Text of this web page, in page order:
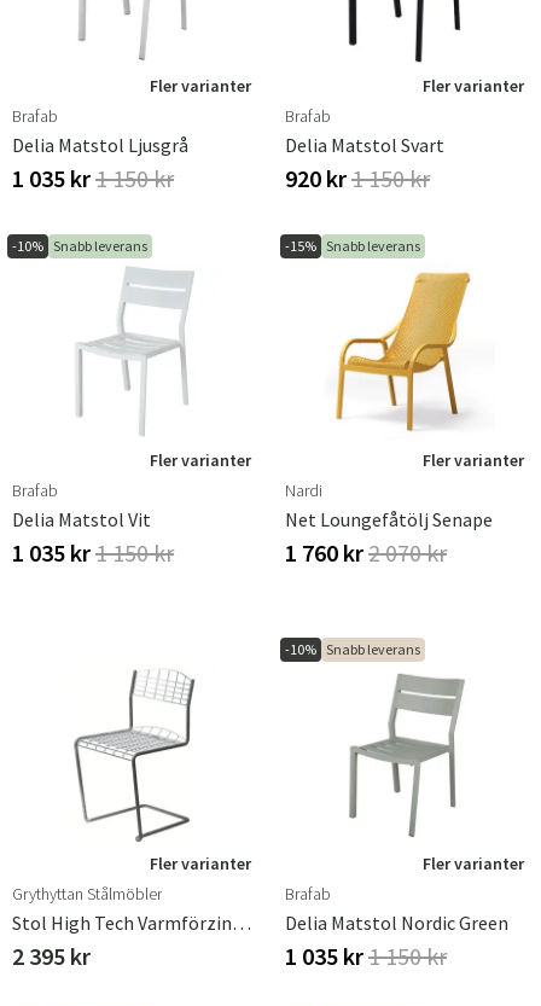
Fler varianter
Brafab
Delia Matstol Ljusgrå
1 035 kr1 150 kr
Fler varianter
Brafab
Delia Matstol Svart
920 kr1 150 kr
-10% Snabb leverans
Fler varianter
Brafab
Delia Matstol Vit
1 035 kr1 150 kr
-15% Snabb leverans
Fler varianter
Nardi
Net Loungefåtölj Senape
1 760 kr2 070 kr
Fler varianter
Grythyttan Stålmöbler
Stol High Tech Varmförzinkad
2 395 kr
-10% Snabb leverans
Fler varianter
Brafab
Delia Matstol Nordic Green
1 035 kr1 150 kr